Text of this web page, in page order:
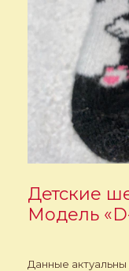
Детские
Модель
Данные актуальны